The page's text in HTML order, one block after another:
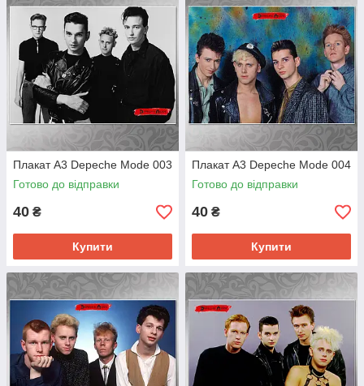
Плакат А3 Depeche Mode 003
Готово до відправки
40 ₴
Купити
Плакат А3 Depeche Mode 004
Готово до відправки
40 ₴
Купити